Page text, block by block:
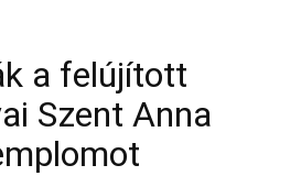
a felújított
Szent Anna